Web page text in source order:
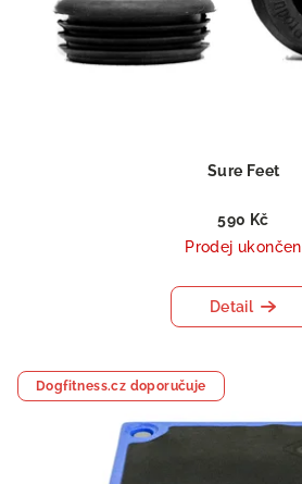
Sure Feet
590 Kč
Prodej ukončen
Detail
Dogfitness.cz doporučuje